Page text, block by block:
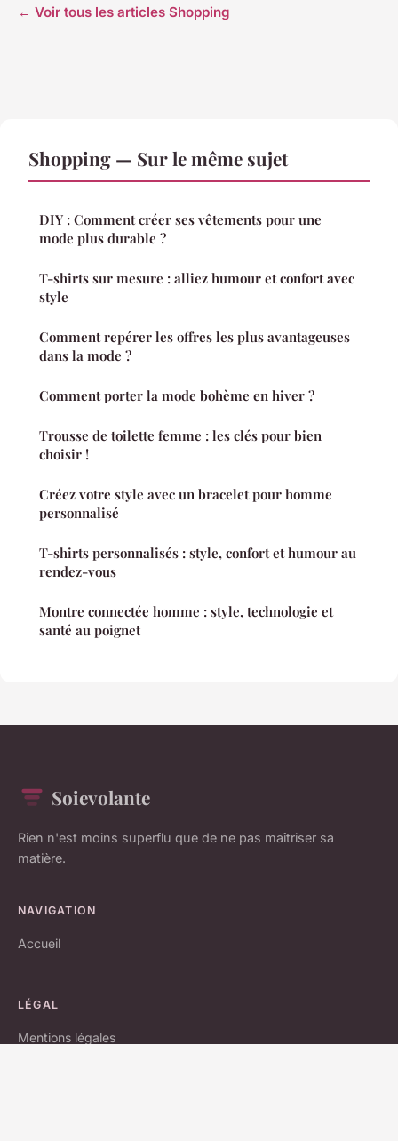
← Voir tous les articles Shopping
Shopping — Sur le même sujet
DIY : Comment créer ses vêtements pour une
mode plus durable ?
T-shirts sur mesure : alliez humour et confort avec
style
Comment repérer les offres les plus avantageuses
dans la mode ?
Comment porter la mode bohème en hiver ?
Trousse de toilette femme : les clés pour bien
choisir !
Créez votre style avec un bracelet pour homme
personnalisé
T-shirts personnalisés : style, confort et humour au
rendez-vous
Montre connectée homme : style, technologie et
santé au poignet
Soievolante
Rien n'est moins superflu que de ne pas maîtriser sa
matière.
NAVIGATION
Accueil
LÉGAL
Mentions légales